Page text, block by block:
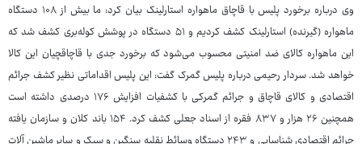
وی درباره برخورد پلیس با قاچاق ماهواره استارلینک بیان کرد: ما بیش از ۱۰۸ دستگاه
ماهواره (گیرنده) استارلینک کشف کردیم و ۵۱ دستگاه در پوشش کوله‌بری کشف شد که
این ماهواره کالای ضد امنیتی محسوب می‌شود که برخورد جدی با قاچاقچیان این کالا
خواهد شد. سردار رحیمی درباره پلیس گمرک گفت: این پلیس اقداماتی نظیر کشف جرائم
اقتصادی و کالای قاچاق و جرائم گمرکی با کشفیات افزایش ۱۷۶ درصدی داشته است
همچنین ۲۶ هزار و ۸۳۷ فقره از اسناد جعلی کشف کرد. ۱۵۴ باند کلان و سازمان یافته